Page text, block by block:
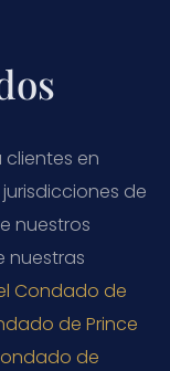
clientes en
de
nuestros
nuestras
Condado de
de Prince
de